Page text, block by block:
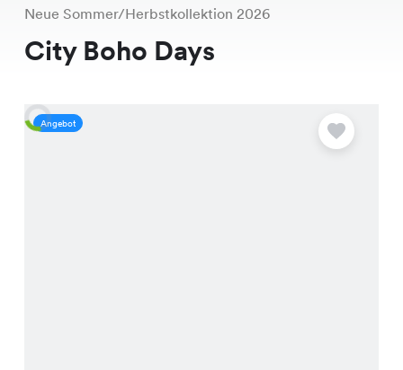
Neue Sommer/Herbstkollektion 2026
City Boho Days
Angebot